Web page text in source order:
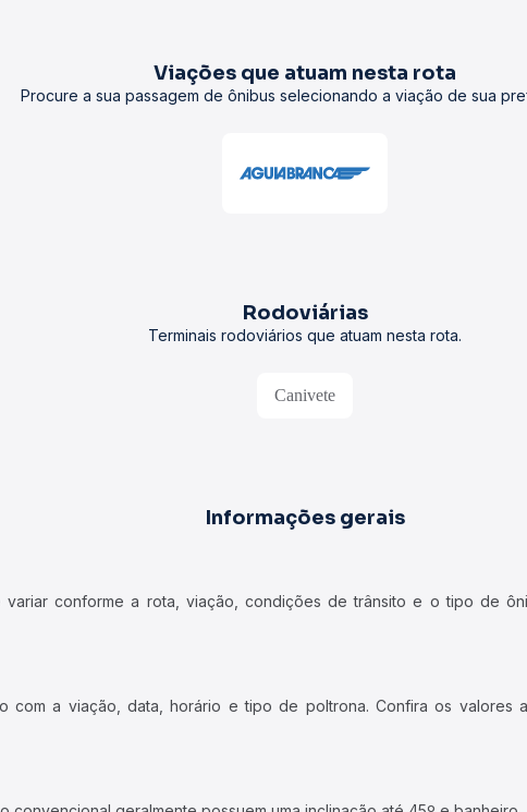
Viações que atuam nesta rota
Procure a sua passagem de ônibus selecionando a viação de sua
Rodoviárias
Terminais rodoviários que atuam nesta rota.
Canivete
Informações gerais
conforme a rota, viação, condições de trânsito e o tipo de
com a viação, data, horário e tipo de poltrona. Confira os valores